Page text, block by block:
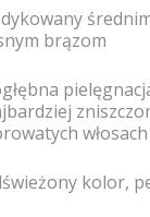
brązom
włosach
kolor,